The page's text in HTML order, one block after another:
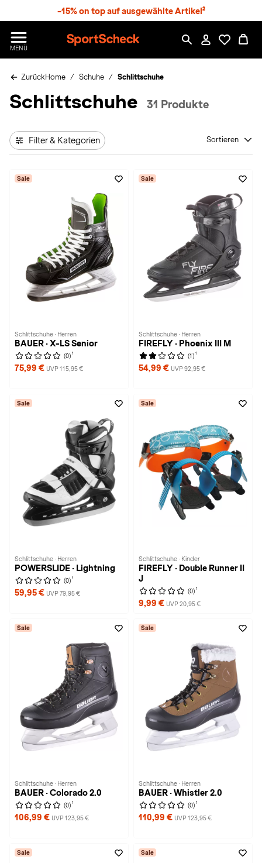
-15% on top auf ausgewählte Artikel²
MENÜ
p
r
S
e
c
k
ZurückHome Schuhe Schlittschuhe
Schlittschuhe 31 Produkte
Filter & Kategorien Sortieren
Sale
Schlittschuhe · Herren
BAUER · X-LS Senior
(0) 1
75,99 € UVP 115,95 €
Sale
Schlittschuhe · Herren
FIREFLY · Phoenix III M
(1) 1
54,99 € UVP 92,95 €
Sale
Schlittschuhe · Herren
POWERSLIDE · Lightning
(0) 1
59,95 € UVP 79,95 €
Sale
Schlittschuhe · Kinder
FIREFLY · Double Runner II
J
(0) 1
9,99 € UVP 20,95 €
Sale
Schlittschuhe · Herren
BAUER · Colorado 2.0
(0) 1
106,99 € UVP 123,95 €
Sale
Schlittschuhe · Herren
BAUER · Whistler 2.0
(0) 1
110,99 € UVP 123,95 €
Sale Sale